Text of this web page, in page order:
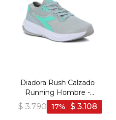
Diadora Rush Calzado
Running Hombre -
GREY/AQUAMARINE -
Gris-Aguamarina
$ 3.790 $ 3.108
17